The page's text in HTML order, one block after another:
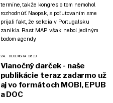
termíne, takže kongres o tom nemohol
rozhodnúť. Naopak, s poľutovaním sme
prijali fakt, že sekcia v Portugalsku
zanikla. Rast MAP však nebol jediným
bodom agendy.
24. DECEMBRA 2019
Vianočný darček - naše
publikácie teraz zadarmo už
aj vo formátoch MOBI, EPUB
a DOC